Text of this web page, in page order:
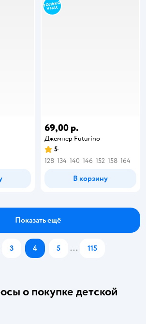
69,00 р.
Джемпер Futurino
5
128 134 140 146 152 158 164
В корзину
Показать ещё
3 4 5 ... 115
о покупке детской